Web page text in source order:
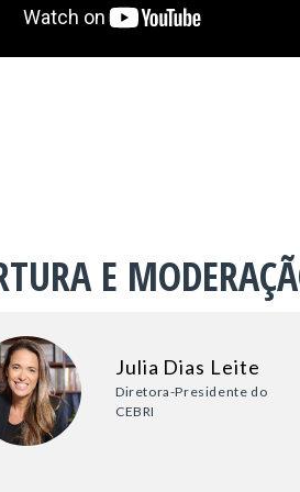
E
Julia Dias Leite
Diretora-Presidente do
CEBRI